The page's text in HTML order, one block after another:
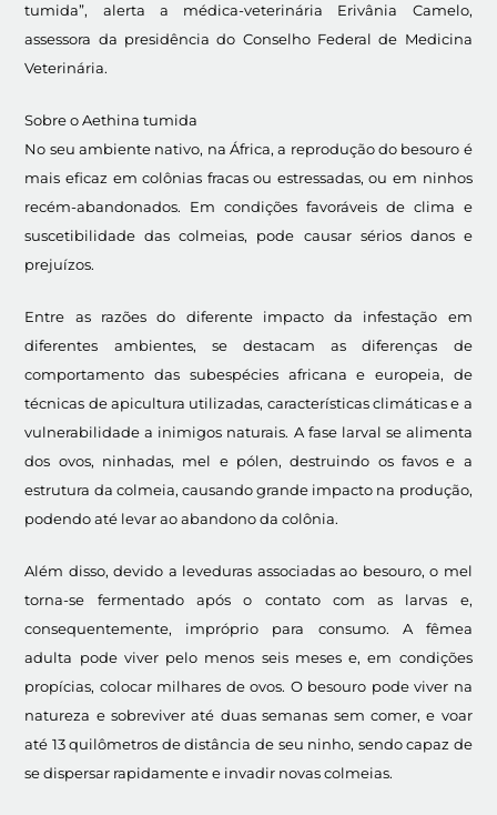
tumida”, alerta a médica-veterinária Erivânia Camelo,
assessora da presidência do Conselho Federal de Medicina
Veterinária.
Sobre o Aethina tumida
No seu ambiente nativo, na África, a reprodução do besouro é
mais eficaz em colônias fracas ou estressadas, ou em ninhos
recém-abandonados. Em condições favoráveis de clima e
suscetibilidade das colmeias, pode causar sérios danos e
prejuízos.
Entre as razões do diferente impacto da infestação em
diferentes ambientes, se destacam as diferenças de
comportamento das subespécies africana e europeia, de
técnicas de apicultura utilizadas, características climáticas e a
vulnerabilidade a inimigos naturais. A fase larval se alimenta
dos ovos, ninhadas, mel e pólen, destruindo os favos e a
estrutura da colmeia, causando grande impacto na produção,
podendo até levar ao abandono da colônia.
Além disso, devido a leveduras associadas ao besouro, o mel
torna-se fermentado após o contato com as larvas e,
consequentemente, impróprio para consumo. A fêmea
adulta pode viver pelo menos seis meses e, em condições
propícias, colocar milhares de ovos. O besouro pode viver na
natureza e sobreviver até duas semanas sem comer, e voar
até 13 quilômetros de distância de seu ninho, sendo capaz de
se dispersar rapidamente e invadir novas colmeias.